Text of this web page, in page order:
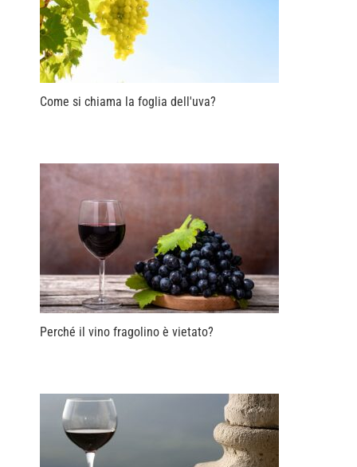
Come si chiama la foglia dell'uva?
Perché il vino fragolino è vietato?